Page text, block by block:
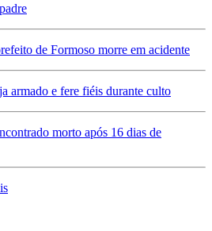
de Formoso morre em acidente
armado e fere fiéis durante culto
morto após 16 dias de